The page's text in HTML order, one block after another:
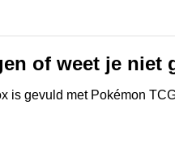
of weet je
is gevuld met Pokémon